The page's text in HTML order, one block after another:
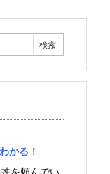
かる！
を頼んでい